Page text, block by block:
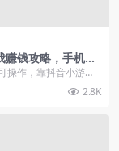
赚钱攻略，手机操
操作，靠抖音小游
，尝试一下你也可
2.8K